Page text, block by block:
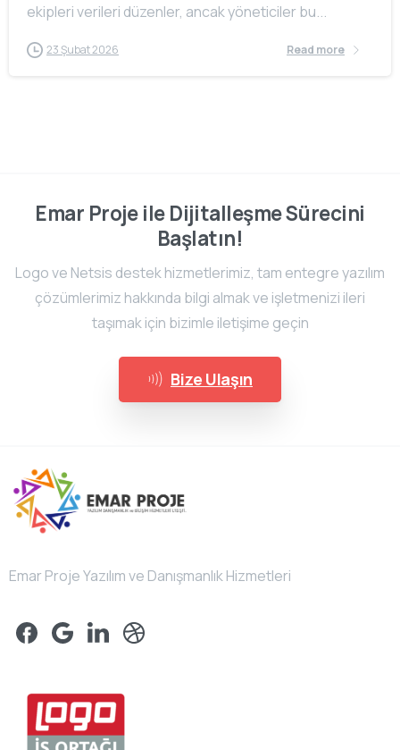
ekipleri verileri düzenler, ancak yöneticiler bu...
23 Şubat 2026 Read more
Emar Proje ile Dijitalleşme Sürecini
Başlatın!
Logo ve Netsis destek hizmetlerimiz, tam entegre yazılım
çözümlerimiz hakkında bilgi almak ve işletmenizi ileri
taşımak için bizimle iletişime geçin
Bize Ulaşın
Emar Proje Yazılım ve Danışmanlık Hizmetleri